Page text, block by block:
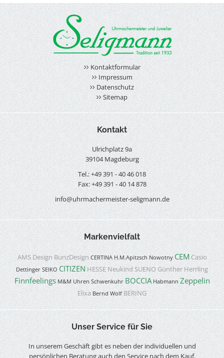
Kontaktformular
Impressum
Datenschutz
Sitemap
Kontakt
Ulrichplatz 9a
39104 Magdeburg
Tel.: +49 391 - 40 46 018
Fax: +49 391 - 40 14 878
info@uhrmachermeister-seligmann.de
Markenvielfalt
AMS Design BunzDesign CERTINA H.M.Apitzsch Nowotny CEMCasio
Dettinger SEIKO CITIZENHESSENeukind SUENOGünther Herrling
Finnfeelings M&M Uhren Schwenkuhr BOCCIA Habmann Zeppelin
Elixa Bernd Wolf BERING
Unser Service für Sie
In unserem Geschäft gibt es neben der individuellen und